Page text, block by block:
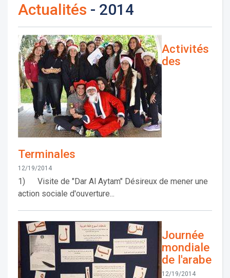
Actualités - 2014
Activités
des
Terminales
12/19/2014
1) Visite de "Dar Al Aytam" Désireux de mener une
action sociale d'ouverture...
Journée
mondiale
de l'arabe
12/19/2014